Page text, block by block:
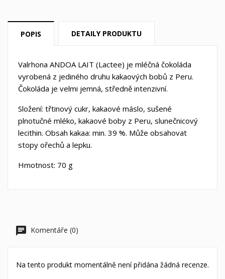
POPIS DETAILY PRODUKTU
Valrhona ANDOA LAIT (Lactee) je mléčná čokoláda
vyrobená z jediného druhu kakaových bobů z Peru.
Čokoláda je velmi jemná, středně intenzivní.
Složení: třtinový cukr, kakaové máslo, sušené
plnotučné mléko, kakaové boby z Peru, slunečnicový
lecithin. Obsah kakaa: min. 39 %. Může obsahovat
stopy ořechů a lepku.
Hmotnost: 70 g
Komentáře (0)
Na tento produkt momentálně není přidána žádná recenze.